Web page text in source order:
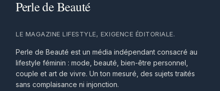
LE MAGAZINE LIFESTYLE, EXIGENCE ÉDITORIALE.
Perle de Beauté est un média indépendant consacré au
lifestyle féminin : mode, beauté, bien-être personnel,
couple et art de vivre. Un ton mesuré, des sujets traités
sans complaisance ni injonction.